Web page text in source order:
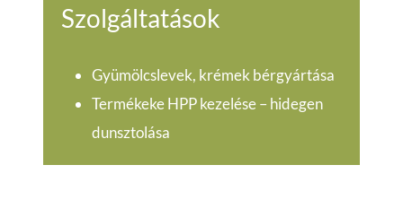
Szolgáltatások
Gyümölcslevek, krémek bérgyártása
Termékeke HPP kezelése – hidegen
dunsztolása